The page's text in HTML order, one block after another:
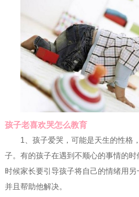
孩子老喜欢哭怎么教育
1、孩子爱哭，可能是天生的性格
子。有的孩子在遇到不顺心的事情的
时候家长要引导孩子将自己的情绪用另
并且帮助他解决。